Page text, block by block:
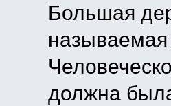
Большая
называемая
должна